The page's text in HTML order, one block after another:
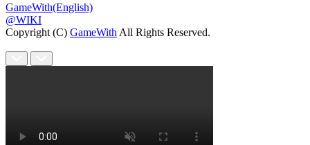
GameWith(English)
@WIKI
Copyright (C) GameWith All Rights Reserved.